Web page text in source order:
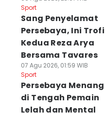
Sport
Sang Penyelamat
Persebaya, Ini Trofi
Kedua Reza Arya
Bersama Tavares
07 Agu 2026, 01:59 WIB
Sport
Persebaya Menang
di Tengah Pemain
Lelah dan Mental